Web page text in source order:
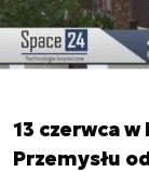
13 czerwca
Przemysłu